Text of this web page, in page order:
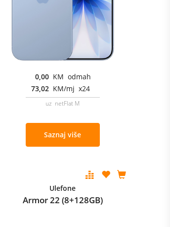
0,00 KM odmah
73,02 KM/mj x24
uz netFlat M
Saznaj više
Ulefone
Armor 22 (8+128GB)